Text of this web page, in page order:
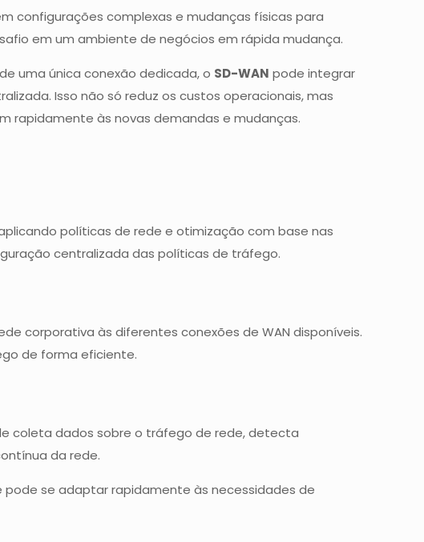
configurações complexas e mudanças físicas para
em um ambiente de negócios em rápida mudança.
uma única conexão dedicada, o SD-WAN pode integrar
Isso não só reduz os custos operacionais, mas
rapidamente às novas demandas e mudanças.
políticas de rede e otimização com base nas
centralizada das políticas de tráfego.
corporativa às diferentes conexões de WAN disponíveis.
de forma eficiente.
coleta dados sobre o tráfego de rede, detecta
da rede.
pode se adaptar rapidamente às necessidades de